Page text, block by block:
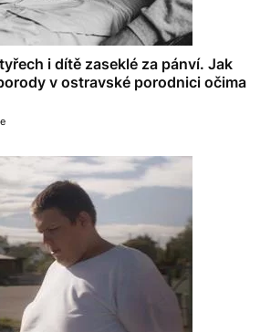
i dítě zaseklé za pánví. Jak
v ostravské porodnici očima